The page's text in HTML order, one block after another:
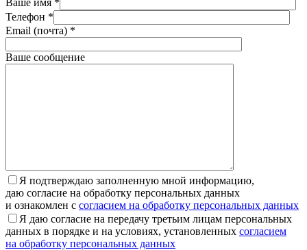
Телефон *
Email (почта) *
Ваше сообщение
Я подтверждаю заполненную мной информацию,
даю согласие на обработку персональных данных
и ознакомлен с согласием на обработку персональных данных
Я даю согласие на передачу третьим лицам персональных
данных в порядке и на условиях, установленных согласием
на обработку персональных данных